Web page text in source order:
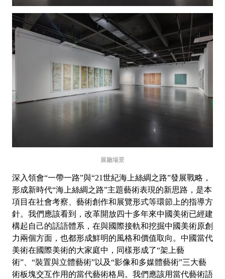
展廳場景
深入領會“一帶一路”與“21世紀海上絲綢之路”發展戰略，
形成新時代“海上絲綢之路”主題藝術表現的新思路，是本
項目在社會考察、藝術創作和展覽形式等環節上的指導方
針。我們應該看到，改革開放四十多年來中國美術已經建
構起自己的話語體系，在與國際接軌和挖掘中國美術原創
力兩個方面，也都形成鮮明的風格和價值取向。中國當代
美術在國際美術的大家庭中，同樣形成了“架上藝
術”、“裝置與立體藝術”以及“影像和多媒體藝術”三大藝
術板塊交互作用的當代藝術格局。我們應該用當代藝術語